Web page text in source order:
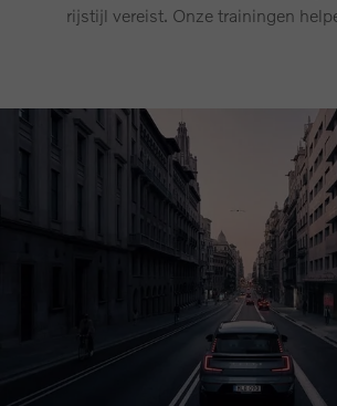
rijstijl vereist. Onze trainingen